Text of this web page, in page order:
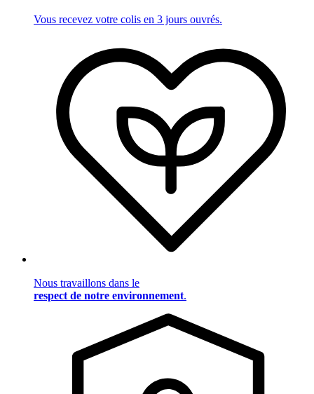
Vous recevez votre colis en 3 jours ouvrés.
Nous travaillons dans le
respect de notre environnement.